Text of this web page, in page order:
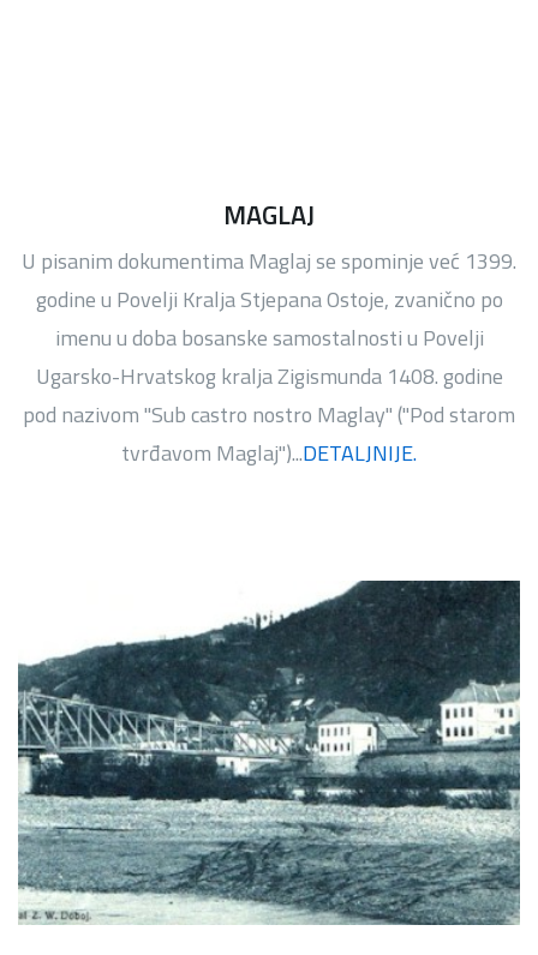
MAGLAJ
U pisanim dokumentima Maglaj se spominje već 1399.
godine u Povelji Kralja Stjepana Ostoje, zvanično po
imenu u doba bosanske samostalnosti u Povelji
Ugarsko-Hrvatskog kralja Zigismunda 1408. godine
pod nazivom "Sub castro nostro Maglay" ("Pod starom
tvrđavom Maglaj")...DETALJNIJE.